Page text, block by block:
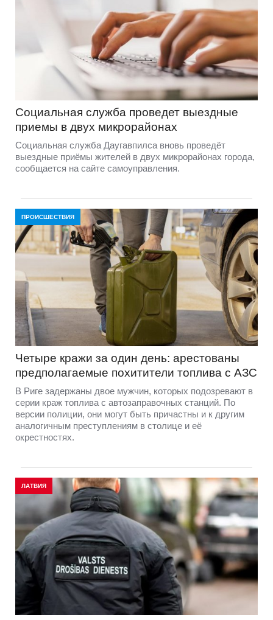
Социальная служба проведет выездные
приемы в двух микрорайонах
Социальная служба Даугавпилса вновь проведёт
выездные приёмы жителей в двух микрорайонах города,
сообщается на сайте самоуправления.
ПРОИСШЕСТВИЯ
Четыре кражи за один день: арестованы
предполагаемые похитители топлива с АЗС
В Риге задержаны двое мужчин, которых подозревают в
серии краж топлива с автозаправочных станций. По
версии полиции, они могут быть причастны и к другим
аналогичным преступлениям в столице и её
окрестностях.
ЛАТВИЯ